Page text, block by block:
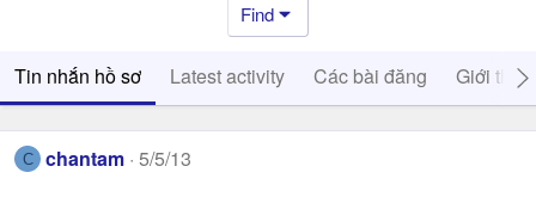
Find
Tin nhắn hồ sơ Latest activity Các bài đăng Giới thiệu
C chantam 5/5/13